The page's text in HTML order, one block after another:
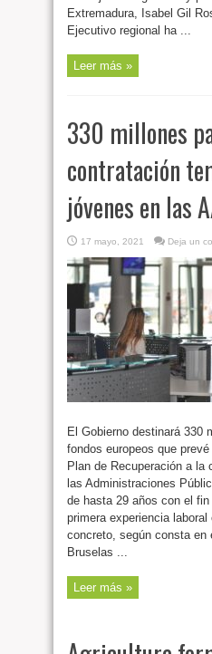
Extremadura, Isabel Gil
Ejecutivo regional ha ...
Leer más »
330 millones
contratación
jóvenes en las
17 mayo, 2021 Deja un
El Gobierno destinará 330
fondos europeos que
Plan de Recuperación a la
las Administraciones
de hasta 29 años con el
primera experiencia
concreto, según consta en
Bruselas ...
Leer más »